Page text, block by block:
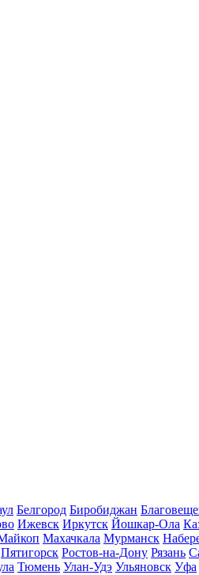
Белгород Биробиджан
Ижевск Иркутск Йошкар-Ола
Махачкала Мурманск
Пятигорск Ростов-на-Дону Рязань
Тюмень Улан-Удэ Ульяновск Уфа